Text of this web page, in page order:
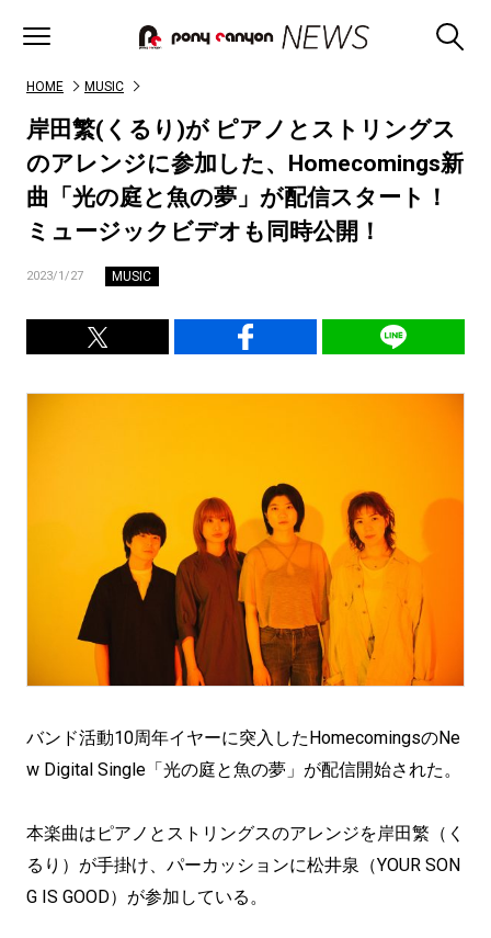
HOME MUSIC
岸田繁(くるり)が ピアノとストリングス
のアレンジに参加した、Homecomings新
曲「光の庭と魚の夢」が配信スタート！
ミュージックビデオも同時公開！
2023/1/27 MUSIC
バンド活動10周年イヤーに突入したHomecomingsのNe
w Digital Single「光の庭と魚の夢」が配信開始された。
本楽曲はピアノとストリングスのアレンジを岸田繁（く
るり）が手掛け、パーカッションに松井泉（YOUR SON
G IS GOOD）が参加している。